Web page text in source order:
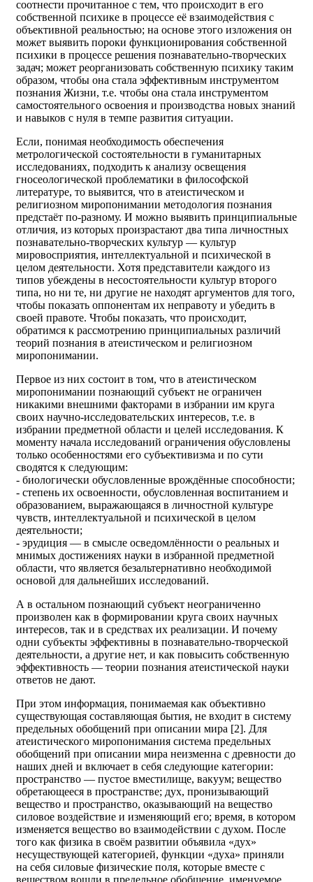
соотнести прочитанное с тем, что происходит в его
собственной психике в процессе её взаимодействия с
объективной реальностью; на основе этого изложения он
может выявить пороки функционирования собственной
психики в процессе решения познавательно-творческих
задач; может реорганизовать собственную психику таким
образом, чтобы она стала эффективным инструментом
познания Жизни, т.е. чтобы она стала инструментом
самостоятельного освоения и производства новых знаний
и навыков с нуля в темпе развития ситуации.
Если, понимая необходимость обеспечения
метрологической состоятельности в гуманитарных
исследованиях, подходить к анализу освещения
гносеологической проблематики в философской
литературе, то выявится, что в атеистическом и
религиозном миропонимании методология познания
предстаёт по-разному. И можно выявить принципиальные
отличия, из которых произрастают два типа личностных
познавательно-творческих культур — культур
мировосприятия, интеллектуальной и психической в
целом деятельности. Хотя представители каждого из
типов убеждены в несостоятельности культур второго
типа, но ни те, ни другие не находят аргументов для того,
чтобы показать оппонентам их неправоту и убедить в
своей правоте. Чтобы показать, что происходит,
обратимся к рассмотрению принципиальных различий
теорий познания в атеистическом и религиозном
миропонимании.
Первое из них состоит в том, что в атеистическом
миропонимании познающий субъект не ограничен
никакими внешними факторами в избрании им круга
своих научно-исследовательских интересов, т.е. в
избрании предметной области и целей исследования. К
моменту начала исследований ограничения обусловлены
только особенностями его субъективизма и по сути
сводятся к следующим:
- биологически обусловленные врождённые способности;
- степень их освоенности, обусловленная воспитанием и
образованием, выражающаяся в личностной культуре
чувств, интеллектуальной и психической в целом
деятельности;
- эрудиция — в смысле осведомлённости о реальных и
мнимых достижениях науки в избранной предметной
области, что является безальтернативно необходимой
основой для дальнейших исследований.
А в остальном познающий субъект неограниченно
произволен как в формировании круга своих научных
интересов, так и в средствах их реализации. И почему
одни субъекты эффективны в познавательно-творческой
деятельности, а другие нет, и как повысить собственную
эффективность — теории познания атеистической науки
ответов не дают.
При этом информация, понимаемая как объективно
существующая составляющая бытия, не входит в систему
предельных обобщений при описании мира [2]. Для
атеистического миропонимания система предельных
обобщений при описании мира неизменна с древности до
наших дней и включает в себя следующие категории:
пространство — пустое вместилище, вакуум; вещество
обретающееся в пространстве; дух, пронизывающий
вещество и пространство, оказывающий на вещество
силовое воздействие и изменяющий его; время, в котором
изменяется вещество во взаимодействии с духом. После
того как физика в своём развитии объявила «дух»
несуществующей категорией, функции «духа» приняли
на себя силовые физические поля, которые вместе с